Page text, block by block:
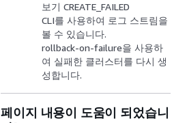
보기 CREATE_FAILED
CLI를 사용하여 로그 스트림을
볼 수 있습니다.
rollback-on-failure을 사용하
여 실패한 클러스터를 다시 생
성합니다.
페이지 내용이 도움이 되었습니